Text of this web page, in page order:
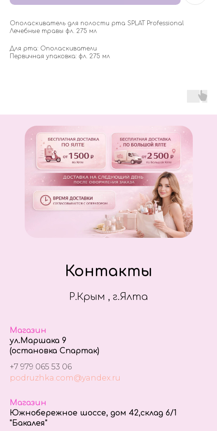
Ополаскиватель для полости рта SPLAT Professional
Лечебные травы фл. 275 мл
Для рта: Ополаскиватели
Первичная упаковка: фл. 275 мл
Контакты
Р.Крым , г.Ялта
Магазин
ул.Маршака 9
(остановка Спартак)
+7 979 065 53 06
podruzhka.com@yandex.ru
Магазин
Южнобережное шоссе, дом 42,склад 6/1
"Бакалея"